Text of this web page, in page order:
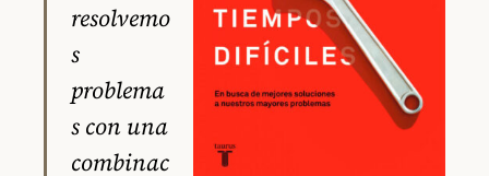
resolvemo
s
problema
s con una
combinac